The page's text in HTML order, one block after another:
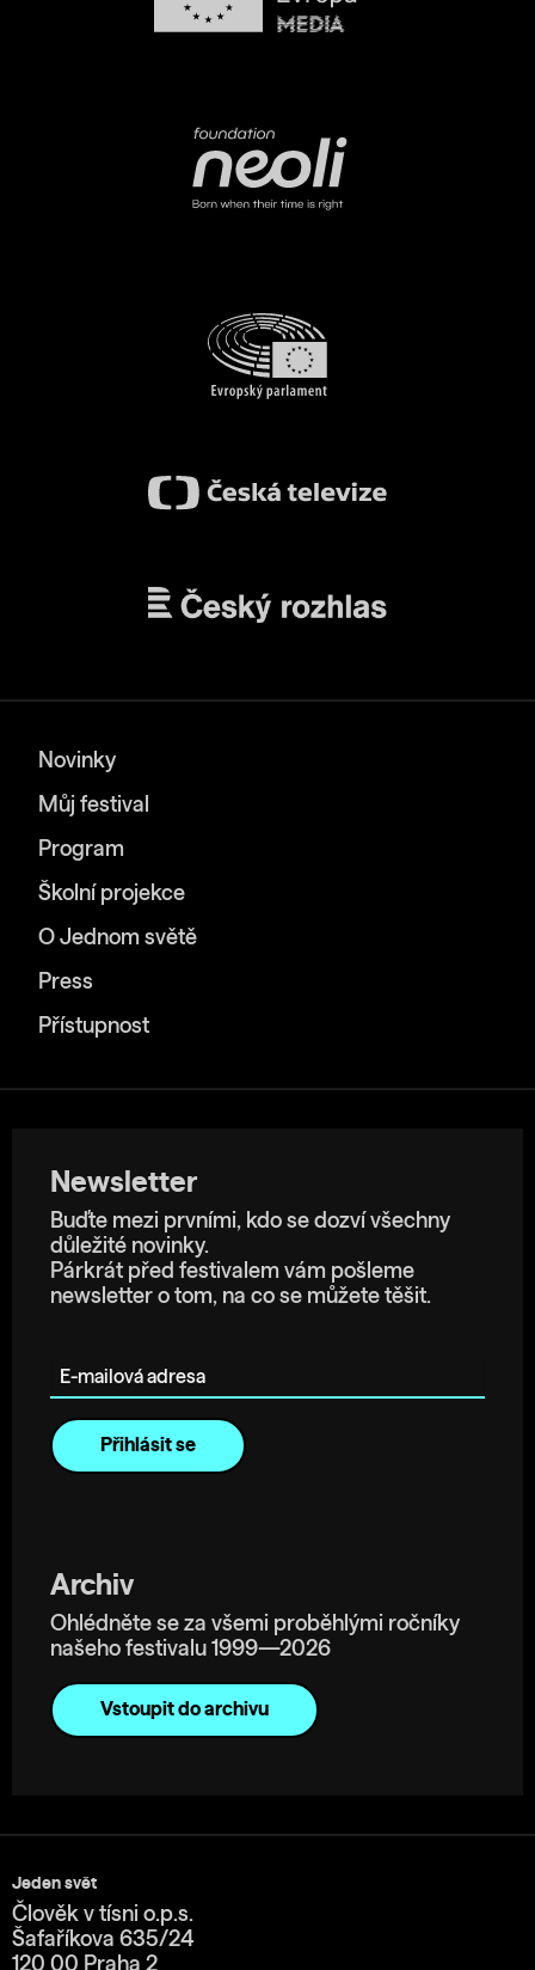
Novinky
Můj festival
Program
Školní projekce
O Jednom světě
Press
Přístupnost
Newsletter
Buďte mezi prvními, kdo se dozví všechny
důležité novinky.
Párkrát před festivalem vám pošleme
newsletter o tom, na co se můžete těšit.
Archiv
Ohlédněte se za všemi proběhlými ročníky
našeho festivalu 1999—2026
Vstoupit do archivu
Jeden svět
Člověk v tísni o.p.s.
Šafaříkova 635/24
120 00 Praha 2